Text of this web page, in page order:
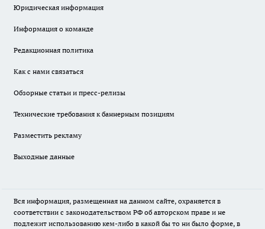
Юридическая информация
Информация о команде
Редакционная политика
Как с нами связаться
Обзорные статьи и пресс-релизы
Технические требования к баннерным позициям
Разместить рекламу
Выходные данные
Вся информация, размещенная на данном сайте, охраняется в
соответствии с законодательством РФ об авторском праве и не
подлежит использованию кем-либо в какой бы то ни было форме, в